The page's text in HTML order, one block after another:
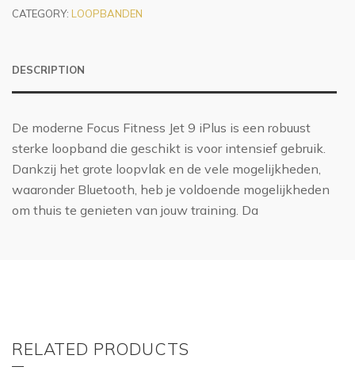
CATEGORY: LOOPBANDEN
DESCRIPTION
De moderne Focus Fitness Jet 9 iPlus is een robuust
sterke loopband die geschikt is voor intensief gebruik.
Dankzij het grote loopvlak en de vele mogelijkheden,
waaronder Bluetooth, heb je voldoende mogelijkheden
om thuis te genieten van jouw training. Da
RELATED PRODUCTS